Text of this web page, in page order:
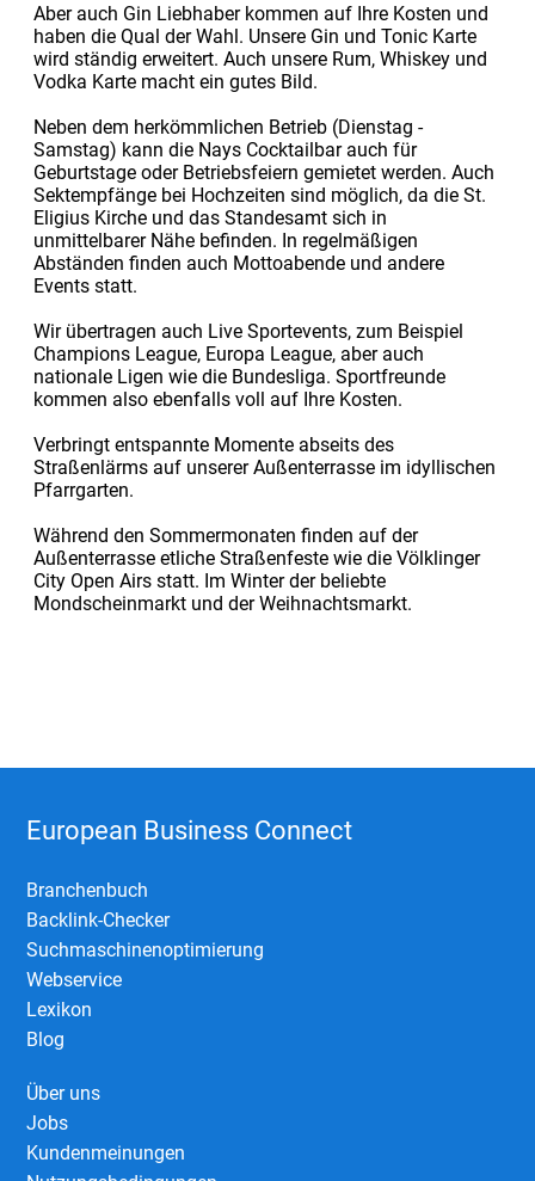
Aber auch Gin Liebhaber kommen auf Ihre Kosten und
haben die Qual der Wahl. Unsere Gin und Tonic Karte
wird ständig erweitert. Auch unsere Rum, Whiskey und
Vodka Karte macht ein gutes Bild.
Neben dem herkömmlichen Betrieb (Dienstag -
Samstag) kann die Nays Cocktailbar auch für
Geburtstage oder Betriebsfeiern gemietet werden. Auch
Sektempfänge bei Hochzeiten sind möglich, da die St.
Eligius Kirche und das Standesamt sich in
unmittelbarer Nähe befinden. In regelmäßigen
Abständen finden auch Mottoabende und andere
Events statt.
Wir übertragen auch Live Sportevents, zum Beispiel
Champions League, Europa League, aber auch
nationale Ligen wie die Bundesliga. Sportfreunde
kommen also ebenfalls voll auf Ihre Kosten.
Verbringt entspannte Momente abseits des
Straßenlärms auf unserer Außenterrasse im idyllischen
Pfarrgarten.
Während den Sommermonaten finden auf der
Außenterrasse etliche Straßenfeste wie die Völklinger
City Open Airs statt. Im Winter der beliebte
Mondscheinmarkt und der Weihnachtsmarkt.
European Business Connect
Branchenbuch
Backlink-Checker
Suchmaschinenoptimierung
Webservice
Lexikon
Blog
Über uns
Jobs
Kundenmeinungen